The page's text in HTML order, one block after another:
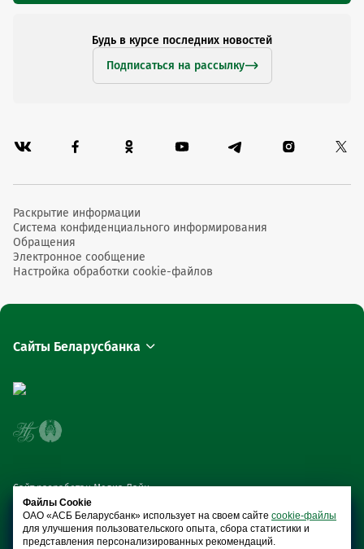
Будь в курсе последних новостей
Подписаться на рассылку
Раскрытие информации
Система конфиденциального информирования
Обращения
Электронное сообщение
Настройка обработки cookie-файлов
Сайты Беларусбанка
Сайт разработан Медиа Лайн
Файлы Cookie
ОАО «АСБ Беларусбанк» использует на своем сайте cookie-файлы
для улучшения пользовательского опыта, сбора статистики и
представления персонализированных рекомендаций.